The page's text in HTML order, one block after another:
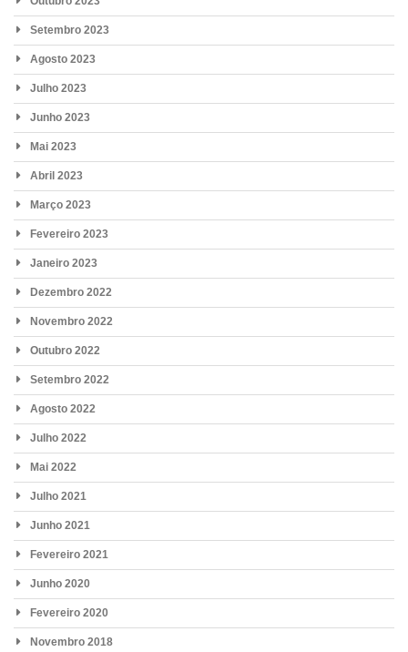
Setembro 2023
Agosto 2023
Julho 2023
Junho 2023
Mai 2023
Abril 2023
Março 2023
Fevereiro 2023
Janeiro 2023
Dezembro 2022
Novembro 2022
Outubro 2022
Setembro 2022
Agosto 2022
Julho 2022
Mai 2022
Julho 2021
Junho 2021
Fevereiro 2021
Junho 2020
Fevereiro 2020
Novembro 2018